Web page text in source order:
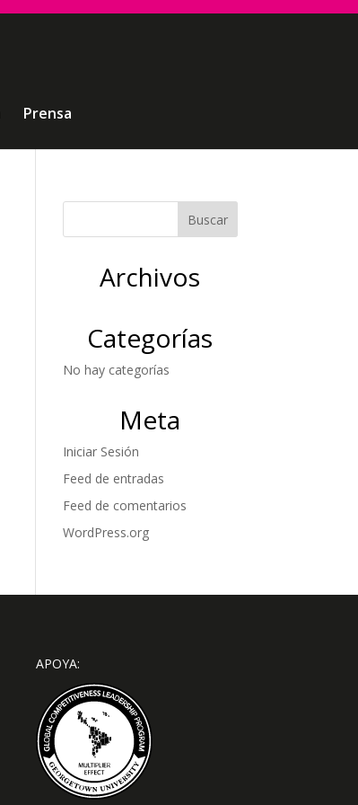
Prensa
Archivos
Categorías
No hay categorías
Meta
Iniciar Sesión
Feed de entradas
Feed de comentarios
WordPress.org
APOYA: